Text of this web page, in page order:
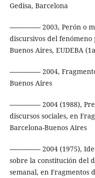
Gedisa, Barcelona
---------------- 2003, Perón
discursivos del fenómeno
Buenos Aires, EUDEBA
---------------- 2004,
Buenos Aires
---------------- 2004 (1988),
discursos sociales, en
Barcelona-Buenos Aires
---------------- 2004 (1975),
sobre la constitución del
semanal, en Fragmentos